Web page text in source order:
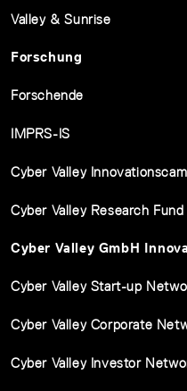
Valley & Sunrise
Forschung
Forschende
IMPRS-IS
Cyber Valley
Cyber Valley Research Fund
Cyber Valley GmbH
Cyber Valley Start-up
Cyber Valley Corporate
Cyber Valley Investor